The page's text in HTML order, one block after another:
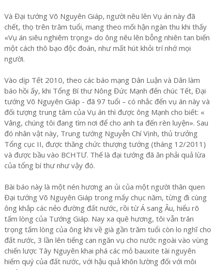
Và Đại tướng Võ Nguyên Giáp, người nêu lên Vụ án này đã
chết, thọ trên trăm tuổi, mang theo mối hận ngàn thu khi thấy
«Vụ án siêu nghiêm trọng» do ông nêu lên bỗng nhiên tan biến
một cách thô bạo độc đoán, như mất hút khỏi trí nhớ mọi
người.
Vào dịp Tết 2010, theo các báo mạng Dân Luận và Dân làm
báo hồi ấy, khi Tổng Bí thư Nông Đức Mạnh đến chúc Tết, Đại
tướng Võ Nguyên Giáp - đã 97 tuổi – có nhắc đến vụ án này và
đối tượng trung tâm của Vụ án thì được ông Mạnh cho biết: «
Vâng, chúng tôi đang tìm nơi để cho anh ta đến rèn luyện». Sau
đó nhân vật này, Trung tướng Nguyễn Chí Vịnh, thủ trưởng
Tổng cục II, được thăng chức thượng tướng (tháng 12/2011)
và được bầu vào BCHTƯ. Thế là đại tướng đã ăn phải quả lừa
của tổng bí thư như vậy đó.
Bài báo này là một nén hương an ủi của một người thân quen
Đại tướng Võ Nguyên Giáp trong mấy chục năm, từng đi cùng
ông khắp các nẻo đường đất nước, rồi từ Á sang Âu, hiểu rõ
tấm lòng của Tướng Giáp. Nay xa quê hương, tôi vẫn trân
trọng tấm lòng của ông khi về già gần trăm tuổi còn lo nghĩ cho
đất nước, 3 lần lên tiếng can ngăn vụ cho nước ngoài vào vùng
chiến lược Tây Nguyên khai phá các mỏ bauxite tài nguyên
hiếm quý của đất nước, với hậu quả khôn lường đối với môi